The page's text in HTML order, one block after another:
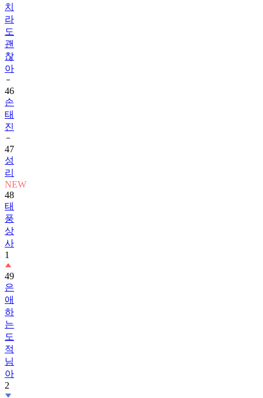
치
라
도
괜
찮
아
46
손
태
진
47
성
리
NEW
48
태
풍
상
사
1
49
은
애
하
는
도
적
님
아
2